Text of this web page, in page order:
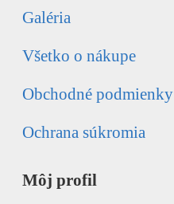
Galéria
Všetko o nákupe
Obchodné podmienky
Ochrana súkromia
Môj profil